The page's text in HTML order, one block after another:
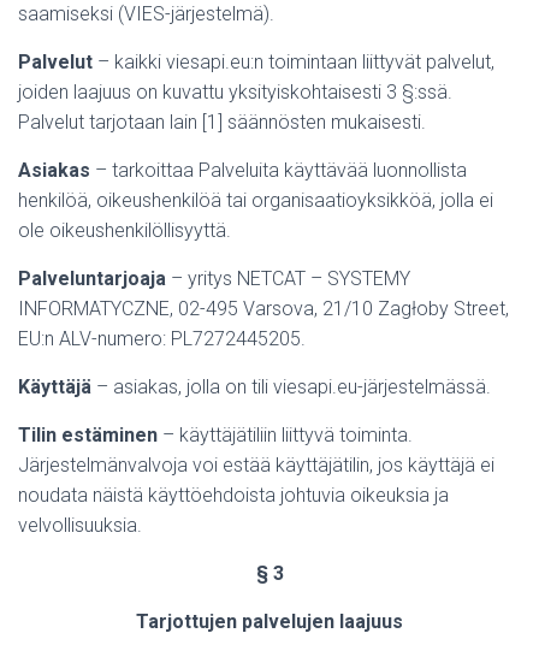
saamiseksi (VIES-järjestelmä).
Palvelut – kaikki viesapi.eu:n toimintaan liittyvät palvelut,
joiden laajuus on kuvattu yksityiskohtaisesti 3 §:ssä.
Palvelut tarjotaan lain [1] säännösten mukaisesti.
Asiakas – tarkoittaa Palveluita käyttävää luonnollista
henkilöä, oikeushenkilöä tai organisaatioyksikköä, jolla ei
ole oikeushenkilöllisyyttä.
Palveluntarjoaja – yritys NETCAT – SYSTEMY
INFORMATYCZNE, 02-495 Varsova, 21/10 Zagłoby Street,
EU:n ALV-numero: PL7272445205.
Käyttäjä – asiakas, jolla on tili viesapi.eu-järjestelmässä.
Tilin estäminen – käyttäjätiliin liittyvä toiminta.
Järjestelmänvalvoja voi estää käyttäjätilin, jos käyttäjä ei
noudata näistä käyttöehdoista johtuvia oikeuksia ja
velvollisuuksia.
§ 3
Tarjottujen palvelujen laajuus